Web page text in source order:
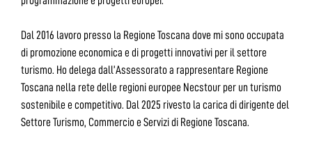
Dal 2016 lavoro presso la Regione Toscana dove mi sono occupata
di promozione economica e di progetti innovativi per il settore
turismo. Ho delega dall’Assessorato a rappresentare Regione
Toscana nella rete delle regioni europee Necstour per un turismo
sostenibile e competitivo. Dal 2025 rivesto la carica di dirigente del
Settore Turismo, Commercio e Servizi di Regione Toscana.